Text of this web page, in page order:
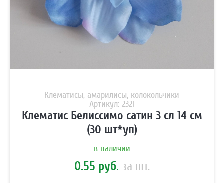
Клематисы, амарилисы, колокольчики
Артикул: 2321
Клематис Белиссимо сатин 3 сл 14 см
(30 шт*уп)
в наличии
0.55 руб. за шт.